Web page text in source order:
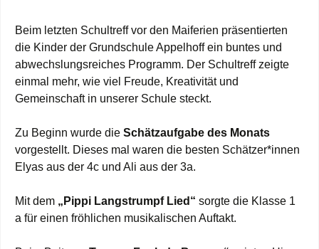
Beim letzten Schultreff vor den Maiferien präsentierten
die Kinder der Grundschule Appelhoff ein buntes und
abwechslungsreiches Programm. Der Schultreff zeigte
einmal mehr, wie viel Freude, Kreativität und
Gemeinschaft in unserer Schule steckt.
Zu Beginn wurde die Schätzaufgabe des Monats
vorgestellt. Dieses mal waren die besten Schätzer*innen
Elyas aus der 4c und Ali aus der 3a.
Mit dem „Pippi Langstrumpf Lied“ sorgte die Klasse 1
a für einen fröhlichen musikalischen Auftakt.